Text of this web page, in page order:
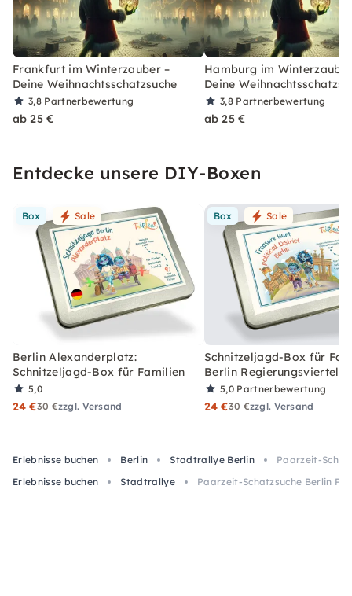
Frankfurt im Winterzauber –
Deine Weihnachtsschatzsuche
3,8 Partnerbewertung
ab 25 €
Hamburg im
Deine
3,8 Partnerbewertung
ab 25 €
Entdecke unsere DIY-Boxen
Box Sale
Berlin Alexanderplatz:
Schnitzeljagd-Box für Familien
5,0
24 €30 €zzgl. Versand
Box Sale
Schnitzeljagd-Box für
Berlin Regierungsviertel
5,0 Partnerbewertung
24 €30 €zzgl. Versand
Erlebnisse buchen Berlin Stadtrallye Berlin
Paarzeit-
Erlebnisse buchen
Stadtrallye Paarzeit-Schatzsuche Berlin